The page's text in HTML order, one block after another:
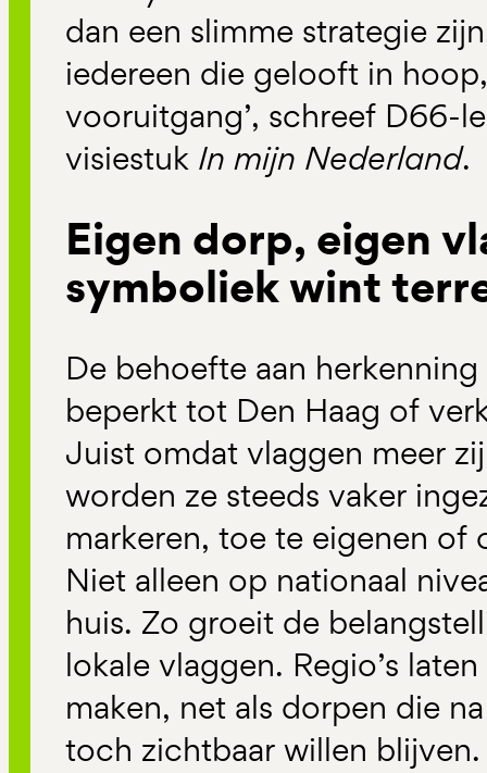
dan een slimme strategie
iedereen die gelooft in
vooruitgang’, schreef D66-
visiestuk In mijn Nederland.
Eigen dorp, eigen
symboliek wint
De behoefte aan
beperkt tot Den Haag of
Juist omdat vlaggen meer
worden ze steeds vaker
markeren, toe te eigenen of
Niet alleen op nationaal
huis. Zo groeit de
lokale vlaggen. Regio’s
maken, net als dorpen die
toch zichtbaar willen blijven.